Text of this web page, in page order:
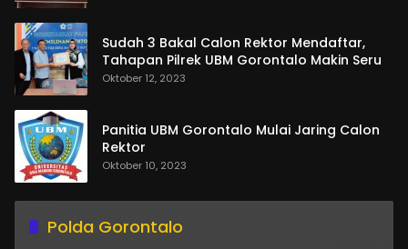
Sudah 3 Bakal Calon Rektor Mendaftar,
Tahapan Pilrek UBM Gorontalo Makin Seru
Oktober 12, 2023
Panitia UBM Gorontalo Mulai Jaring Calon
Rektor
Oktober 10, 2023
Polda Gorontalo